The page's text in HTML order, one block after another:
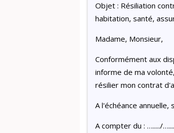
Objet : Résiliation
habitation, santé,
Madame, Monsieur,
Conformément aux
informe de ma
résilier mon contrat
A l'échéance annuelle,
A compter du : …...../